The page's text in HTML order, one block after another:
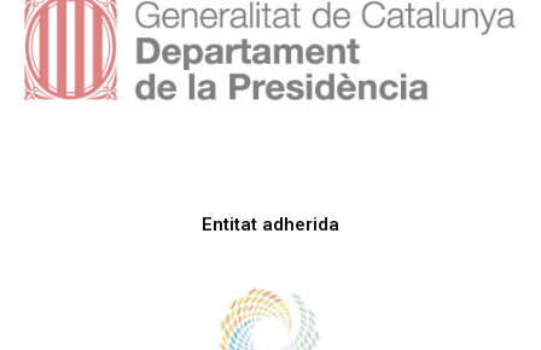
Entitat adherida